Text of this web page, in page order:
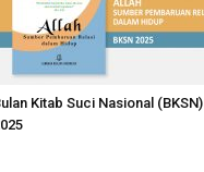
Kitab Suci Nasional (BKSN)